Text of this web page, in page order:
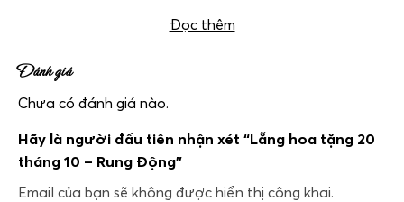
Đọc thêm
Đánh giá
Chưa có đánh giá nào.
Hãy là người đầu tiên nhận xét “Lẵng hoa tặng 20
tháng 10 – Rung Động”
Email của bạn sẽ không được hiển thị công khai.